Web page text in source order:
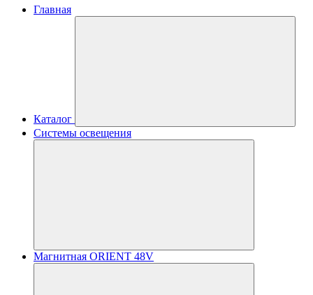
Главная
Каталог
Системы освещения
Магнитная ORIENT 48V